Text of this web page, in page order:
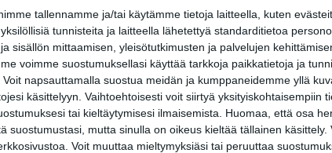
tallennamme ja/tai käytämme tietoja laitteella, kuten
tunnisteita ja laitteella lähetettyä standarditietoa
sisällön mittaamisen, yleisötutkimusten ja palvelujen
voimme suostumuksellasi käyttää tarkkoja paikkatietoja ja
napsauttamalla suostua meidän ja kumppaneidemme yllä
käsittelyyn. Vaihtoehtoisesti voit siirtyä yksityiskohtaisempiin
tai kieltäytymisesi ilmaisemista.
Huomaa, että osa
suostumustasi, mutta sinulla on oikeus kieltää tällainen käsittely.
Voit muuttaa mieltymyksiäsi tai peruuttaa
selkärangan rakenteisiin, kudosten
Tutkijoiden mukaan tulokset auttavat
oireisen selkäydinkanavan ahtauman ja osa
uusia hoitomuotoja ja tunnistamaan